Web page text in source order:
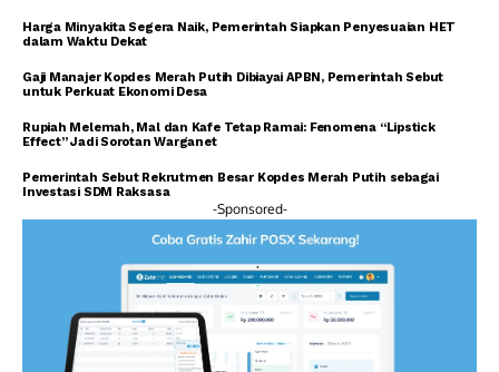
Harga Minyakita Segera Naik, Pemerintah Siapkan Penyesuaian HET
dalam Waktu Dekat
Gaji Manajer Kopdes Merah Putih Dibiayai APBN, Pemerintah Sebut
untuk Perkuat Ekonomi Desa
Rupiah Melemah, Mal dan Kafe Tetap Ramai: Fenomena “Lipstick
Effect” Jadi Sorotan Warganet
Pemerintah Sebut Rekrutmen Besar Kopdes Merah Putih sebagai
Investasi SDM Raksasa
-Sponsored-